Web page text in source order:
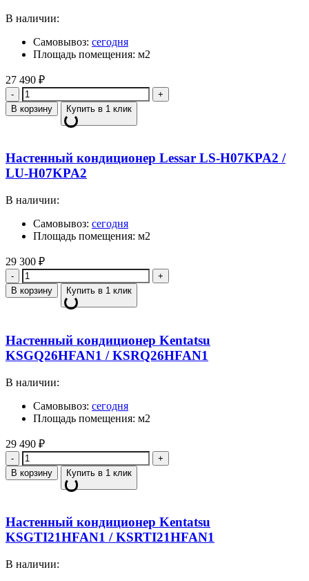
В наличии:
Самовывоз: сегодня
Площадь помещения: м2
27 490 ₽
Количество
В корзину Купить в 1 клик
Настенный кондиционер Lessar LS-H07KPA2 /
LU-H07KPA2
В наличии:
Самовывоз: сегодня
Площадь помещения: м2
29 300 ₽
Количество
В корзину Купить в 1 клик
Настенный кондиционер Kentatsu
KSGQ26HFAN1 / KSRQ26HFAN1
В наличии:
Самовывоз: сегодня
Площадь помещения: м2
29 490 ₽
Количество
В корзину Купить в 1 клик
Настенный кондиционер Kentatsu
KSGTI21HFAN1 / KSRTI21HFAN1
В наличии: